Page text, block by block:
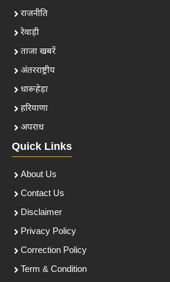
राजनीति
रेवाड़ी
ताजा खबरें
अंतरराष्ट्रीय
धारूहेड़ा
हरियाणा
अपराध
Quick Links
About Us
Contact Us
Disclaimer
Privacy Policy
Correction Policy
Term & Condition